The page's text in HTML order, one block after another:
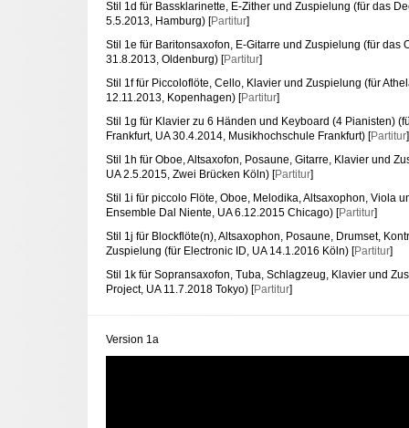
Stil 1d für Bassklarinette, E-Zither und Zuspielung (für das
5.5.2013, Hamburg) [Partitur]
Stil 1e für Baritonsaxofon, E-Gitarre und Zuspielung (für das
31.8.2013, Oldenburg) [Partitur]
Stil 1f für Piccoloflöte, Cello, Klavier und Zuspielung (für
12.11.2013, Kopenhagen) [Partitur]
Stil 1g für Klavier zu 6 Händen und Keyboard (4 Pianisten)
Frankfurt, UA 30.4.2014, Musikhochschule Frankfurt) [Partitur]
Stil 1h für Oboe, Altsaxofon, Posaune, Gitarre, Klavier und
UA 2.5.2015, Zwei Brücken Köln) [Partitur]
Stil 1i für piccolo Flöte, Oboe, Melodika, Altsaxophon, Viola
Ensemble Dal Niente, UA 6.12.2015 Chicago) [Partitur]
Stil 1j für Blockflöte(n), Altsaxophon, Posaune, Drumset,
Zuspielung (für Electronic ID, UA 14.1.2016 Köln) [Partitur]
Stil 1k für Sopransaxofon, Tuba, Schlagzeug, Klavier und
Project, UA 11.7.2018 Tokyo) [Partitur]
Version 1a